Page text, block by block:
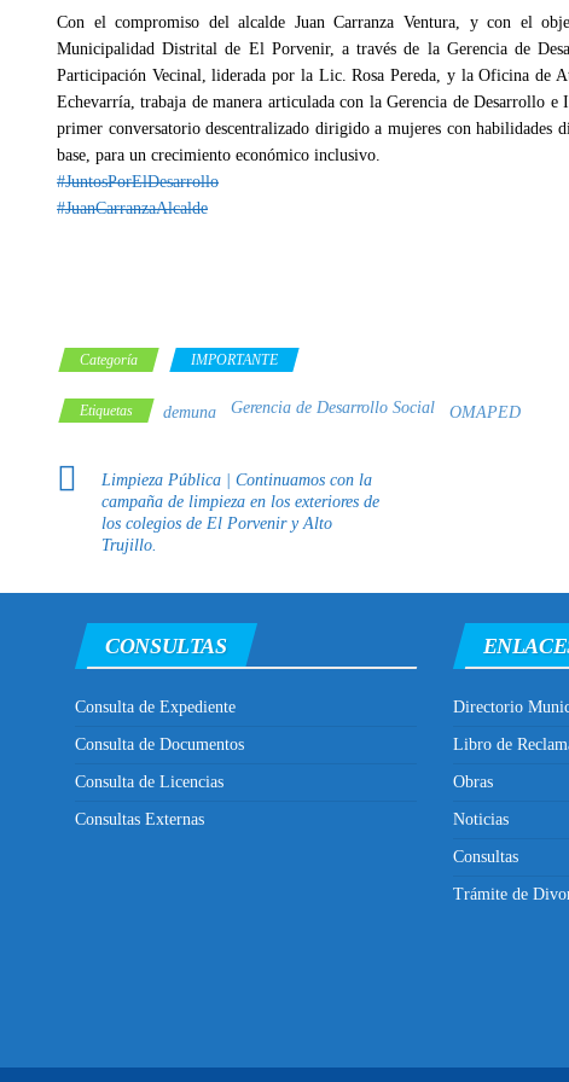
Con el compromiso del alcalde Juan Carranza Ventura, y con el
Municipalidad Distrital de El Porvenir, a través de la Gerencia de
Participación Vecinal, liderada por la Lic. Rosa Pereda, y la Oficina de
Echevarría, trabaja de manera articulada con la Gerencia de Desarrollo
primer conversatorio descentralizado dirigido a mujeres con habilidades
base, para un crecimiento económico inclusivo.
#JuntosPorElDesarrollo
#JuanCarranzaAlcalde
Categoría IMPORTANTE
Etiquetas demuna Gerencia de Desarrollo Social OMAPED
Limpieza Pública | Continuamos con la
campaña de limpieza en los exteriores de
los colegios de El Porvenir y Alto
Trujillo.
CONSULTAS
Consulta de Expediente
Consulta de Documentos
Consulta de Licencias
Consultas Externas
Directorio
Libro de
Obras
Noticias
Consultas
Trámite de